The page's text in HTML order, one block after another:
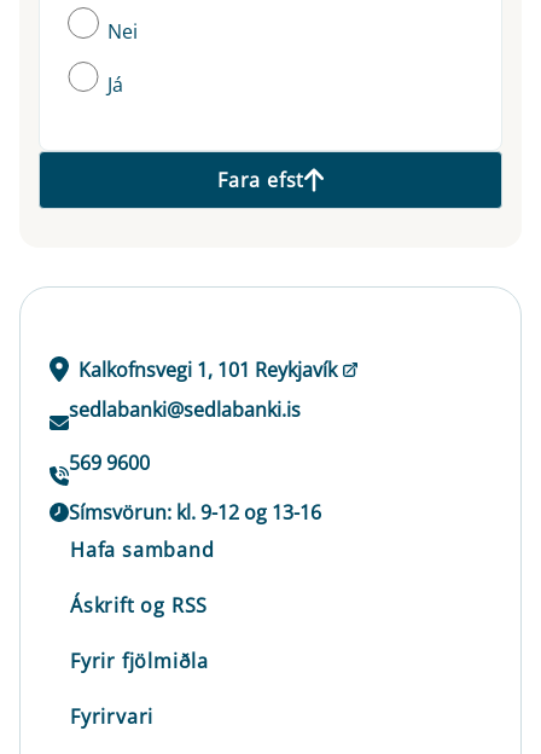
Nei
Já
Fara efst
Kalkofnsvegi 1, 101 Reykjavík
sedlabanki@sedlabanki.is
569 9600
Símsvörun: kl. 9-12 og 13-16
Hafa samband
Áskrift og RSS
Fyrir fjölmiðla
Fyrirvari